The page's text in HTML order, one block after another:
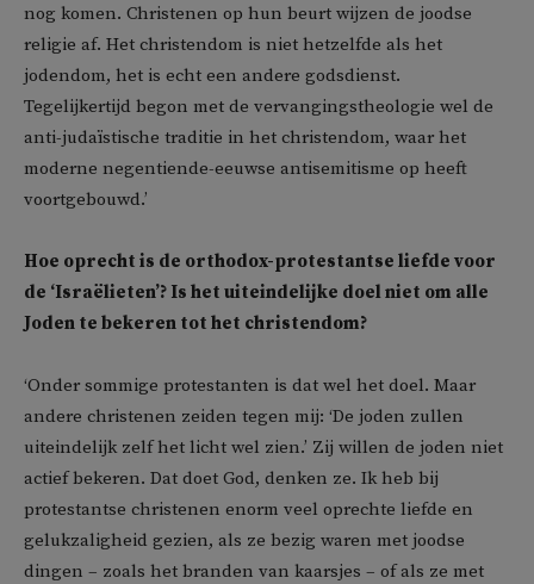
nog komen. Christenen op hun beurt wijzen de joodse
religie af. Het christendom is niet hetzelfde als het
jodendom, het is echt een andere godsdienst.
Tegelijkertijd begon met de vervangingstheologie wel de
anti-judaïstische traditie in het christendom, waar het
moderne negentiende-eeuwse antisemitisme op heeft
voortgebouwd.’
Hoe oprecht is de orthodox-protestantse liefde voor
de ‘Israëlieten’? Is het uiteindelijke doel niet om alle
Joden te bekeren tot het christendom?
‘Onder sommige protestanten is dat wel het doel. Maar
andere christenen zeiden tegen mij: ‘De joden zullen
uiteindelijk zelf het licht wel zien.’ Zij willen de joden niet
actief bekeren. Dat doet God, denken ze. Ik heb bij
protestantse christenen enorm veel oprechte liefde en
gelukzaligheid gezien, als ze bezig waren met joodse
dingen – zoals het branden van kaarsjes – of als ze met